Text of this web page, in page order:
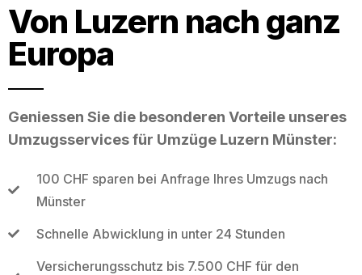
Von Luzern nach ganz
Europa
Geniessen Sie die besonderen Vorteile unseres
Umzugsservices für Umzüge Luzern Münster:
100 CHF sparen bei Anfrage Ihres Umzugs nach
Münster
Schnelle Abwicklung in unter 24 Stunden
Versicherungsschutz bis 7.500 CHF für den